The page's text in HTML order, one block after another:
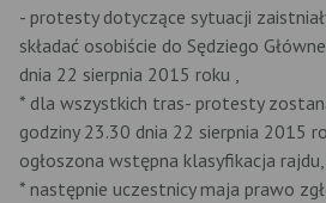
- protesty dotyczące sytuacji
składać osobiście do Sędziego
dnia 22 sierpnia 2015 roku ,
* dla wszystkich tras- protesty
godziny 23.30 dnia 22 sierpnia 2015­
ogłoszona wstępna klasyfikacja rajdu,
* następnie uczestnicy maja prawo